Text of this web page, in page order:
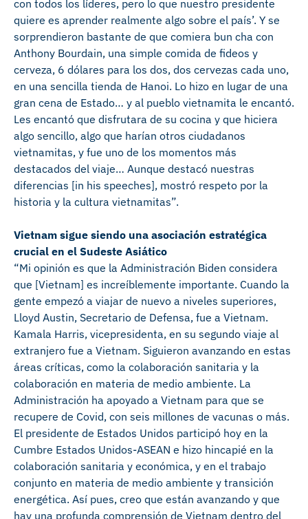
con todos los líderes, pero lo que nuestro presidente
quiere es aprender realmente algo sobre el país’. Y se
sorprendieron bastante de que comiera bun cha con
Anthony Bourdain, una simple comida de fideos y
cerveza, 6 dólares para los dos, dos cervezas cada uno,
en una sencilla tienda de Hanoi. Lo hizo en lugar de una
gran cena de Estado… y al pueblo vietnamita le encantó.
Les encantó que disfrutara de su cocina y que hiciera
algo sencillo, algo que harían otros ciudadanos
vietnamitas, y fue uno de los momentos más
destacados del viaje… Aunque destacó nuestras
diferencias [in his speeches], mostró respeto por la
historia y la cultura vietnamitas”.
Vietnam sigue siendo una asociación estratégica
crucial en el Sudeste Asiático
“Mi opinión es que la Administración Biden considera
que [Vietnam] es increíblemente importante. Cuando la
gente empezó a viajar de nuevo a niveles superiores,
Lloyd Austin, Secretario de Defensa, fue a Vietnam.
Kamala Harris, vicepresidenta, en su segundo viaje al
extranjero fue a Vietnam. Siguieron avanzando en estas
áreas críticas, como la colaboración sanitaria y la
colaboración en materia de medio ambiente. La
Administración ha apoyado a Vietnam para que se
recupere de Covid, con seis millones de vacunas o más.
El presidente de Estados Unidos participó hoy en la
Cumbre Estados Unidos-ASEAN e hizo hincapié en la
colaboración sanitaria y económica, y en el trabajo
conjunto en materia de medio ambiente y transición
energética. Así pues, creo que están avanzando y que
hay una profunda comprensión de Vietnam dentro del